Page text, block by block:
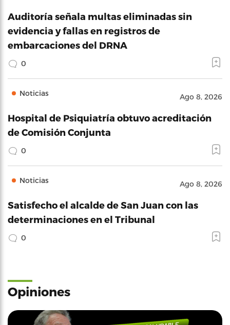
Auditoría señala multas eliminadas sin
evidencia y fallas en registros de
embarcaciones del DRNA
0
Noticias Ago 8, 2026
Hospital de Psiquiatría obtuvo acreditación
de Comisión Conjunta
0
Noticias Ago 8, 2026
Satisfecho el alcalde de San Juan con las
determinaciones en el Tribunal
0
Opiniones